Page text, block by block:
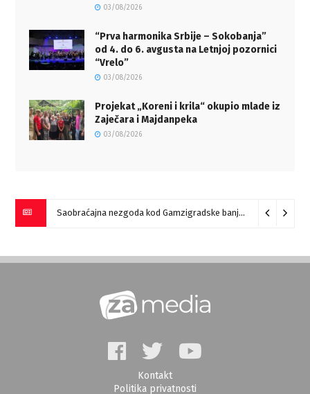
03/08/2026
“Prva harmonika Srbije – Sokobanja”
od 4. do 6. avgusta na Letnjoj pozornici
“Vrelo”
03/08/2026
Projekat „Koreni i krila“ okupio mlade iz
Zaječara i Majdanpeka
03/08/2026
Saobraćajna nezgoda kod Gamzigradske banje 05/08/2026
Kontakt
Politika privatnosti